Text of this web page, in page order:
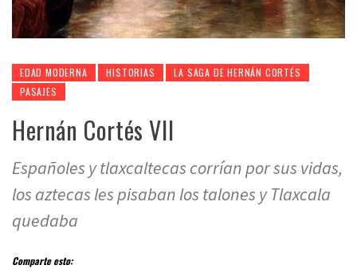
EDAD MODERNA HISTORIAS
LA SAGA DE HERNÁN CORTÉS
PASAJES
Hernán Cortés VII
Españoles y tlaxcaltecas corrían por sus vidas,
los aztecas les pisaban los talones y Tlaxcala
quedaba
Comparte esto: